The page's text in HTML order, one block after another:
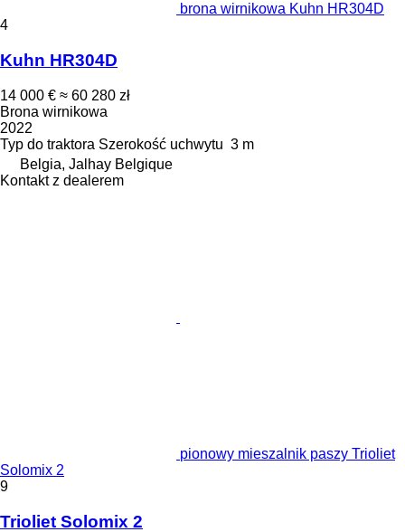
brona wirnikowa Kuhn HR304D
4
Kuhn HR304D
14 000 € ≈ 60 280 zł
Brona wirnikowa
2022
Typ do traktora Szerokość uchwytu 3 m
Belgia, Jalhay Belgique
Kontakt z dealerem
pionowy mieszalnik paszy Trioliet
Solomix 2
9
Trioliet Solomix 2